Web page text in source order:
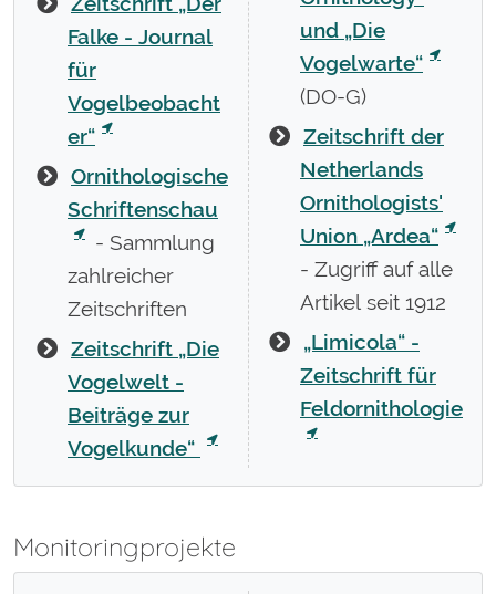
Falke - Journal
für
Vogelbeobacht
er“
Ornithologische
Schriftenschau
- Sammlung
zahlreicher
Zeitschriften
Zeitschrift „Die
Vogelwelt -
Beiträge zur
Vogelkunde“
und „Die
Vogelwarte“
(DO-G)
Zeitschrift der
Netherlands
Ornithologists'
Union „Ardea“
- Zugriff auf alle
Artikel seit 1912
„Limicola“ -
Zeitschrift für
Feldornithologie
Monitoringprojekte